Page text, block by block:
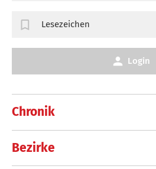
Chronik
Bezirke
Lesezeichen
Login